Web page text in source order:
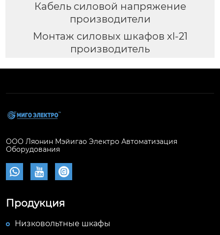
Кабель силовой напряжение
производители
Монтаж силовых шкафов xl-21
производитель
ООО Ляонин Мэйигао Электро Автоматизация
Оборудования
  
Продукция
Низковольтные шкафы